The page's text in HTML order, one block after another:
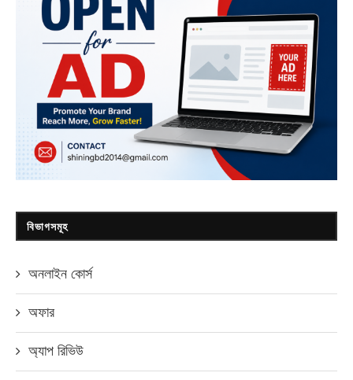
বিভাগসমূহ
অনলাইন কোর্স
অফার
অ্যাপ রিভিউ